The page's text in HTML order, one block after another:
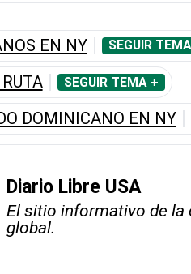
EN NY SEGUIR
SEGUIR TEMA +
DOMINICANO EN NY
Diario Libre USA
El sitio informativo de la
global.